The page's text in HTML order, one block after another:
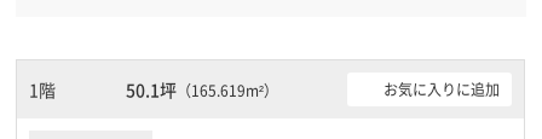
がしっかりとしています。土日・祝日も利用可能になりますので時
間帯を気にせず利用できます。駐車場もありますので、車を利用さ
れるお客様には使いやすいです。１フロア１００坪以上ある大型ビ
1階 50.1坪（165.619m²） お気に入りに追加